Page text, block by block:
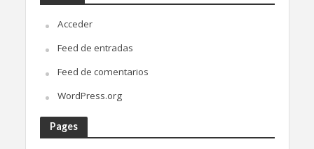
Acceder
Feed de entradas
Feed de comentarios
WordPress.org
Pages